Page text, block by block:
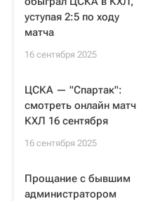
уступая 2:5 по ходу
матча
16 сентября 2025
ЦСКА — "Спартак":
смотреть онлайн матч
КХЛ 16 сентября
16 сентября 2025
Прощание с бывшим
администратором